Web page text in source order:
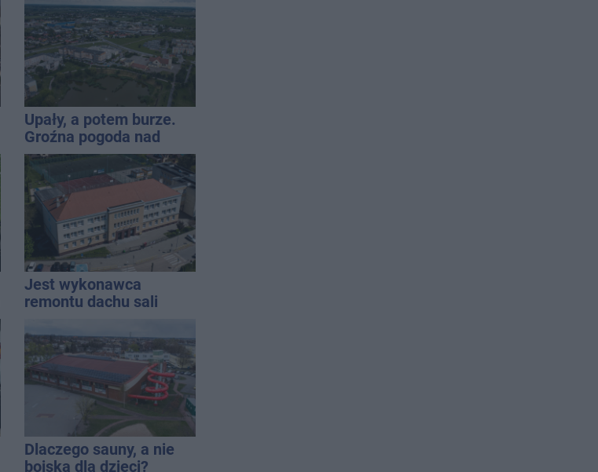
Upały, a potem burze.
Groźna pogoda nad
naszym regionem
Jest wykonawca
remontu dachu sali
Dlaczego sauny, a nie
boiska dla dzieci?